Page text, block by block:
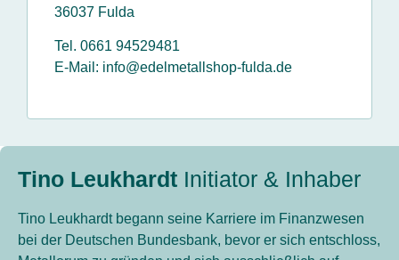
36037 Fulda
Tel. 0661 94529481
E-Mail: info@edelmetallshop-fulda.de
Tino Leukhardt Initiator & Inhaber
Tino Leukhardt begann seine Karriere im Finanzwesen
bei der Deutschen Bundesbank, bevor er sich entschloss,